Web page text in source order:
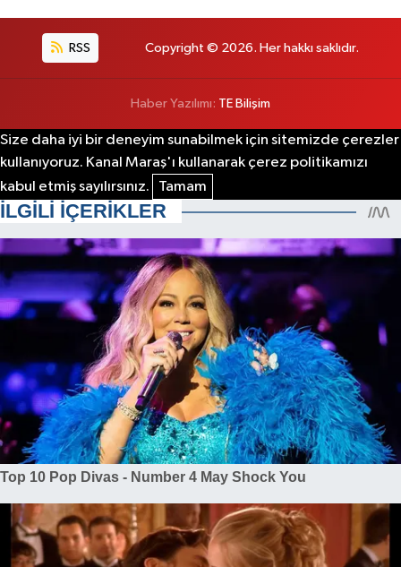
RSS Copyright © 2026. Her hakkı saklıdır.
Haber Yazılımı: TE Bilişim
Size daha iyi bir deneyim sunabilmek için sitemizde çerezler
kullanıyoruz. Kanal Maraş'ı kullanarak çerez politikamızı
kabul etmiş sayılırsınız.
Tamam